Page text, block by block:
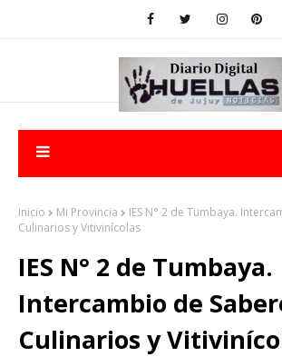
Inicio Mi Provincia
IES N° 2 de Tumbaya.
Culinarios y Vitivinícolas
IES N° 2 de Tumbaya.
Intercambio de
Culinarios y